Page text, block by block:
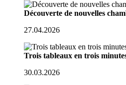
Découverte de nouvelles
27.04.2026
Trois tableaux en trois
30.03.2026